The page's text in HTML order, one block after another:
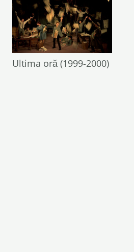
Ultima oră (1999-2000)